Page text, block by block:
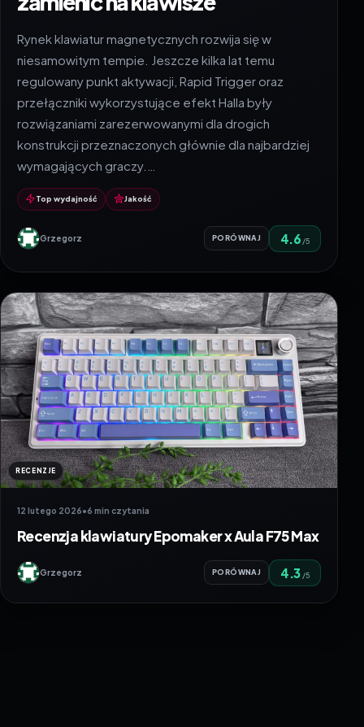
Rynek klawiatur magnetycznych rozwija się w
niesamowitym tempie. Jeszcze kilka lat temu
regulowany punkt aktywacji, Rapid Trigger oraz
przełączniki wykorzystujące efekt Halla były
rozwiązaniami zarezerwowanymi dla drogich
konstrukcji przeznaczonych głównie dla najbardziej
wymagających graczy.…
Top wydajność Jakość
Grzegorz PORÓWNAJ 4.6 /5
RECENZJE
12 lutego 2026•6 min czytania
Recenzja klawiatury Epomaker x Aula F75 Max
Grzegorz PORÓWNAJ 4.3 /5